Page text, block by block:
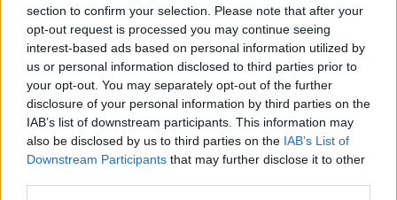
section to confirm your selection. Please note that after your
opt-out request is processed you may continue seeing
interest-based ads based on personal information utilized by
us or personal information disclosed to third parties prior to
your opt-out. You may separately opt-out of the further
disclosure of your personal information by third parties on the
IAB’s list of downstream participants. This information may
also be disclosed by us to third parties on the IAB’s List of
Downstream Participants that may further disclose it to other